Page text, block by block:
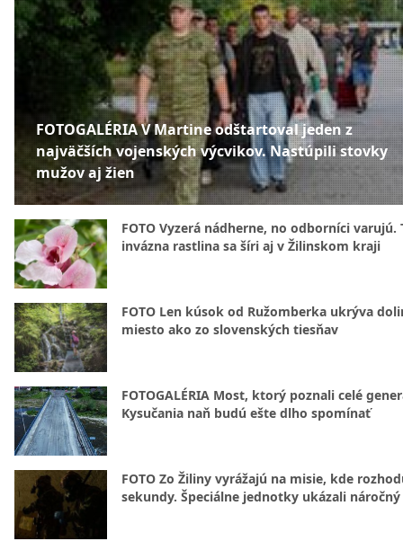
FOTOGALÉRIA V Martine odštartoval jeden z
najväčších vojenských výcvikov. Nastúpili stovky
mužov aj žien
FOTO Vyzerá nádherne, no odborníci varujú.
invázna rastlina sa šíri aj v Žilinskom kraji
FOTO Len kúsok od Ružomberka ukrýva
miesto ako zo slovenských tiesňav
FOTOGALÉRIA Most, ktorý poznali celé
Kysučania naň budú ešte dlho spomínať
FOTO Zo Žiliny vyrážajú na misie, kde
sekundy. Špeciálne jednotky ukázali